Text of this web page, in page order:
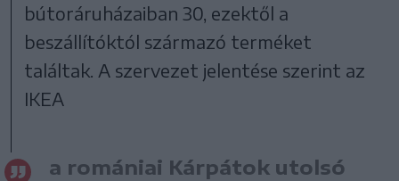
bútoráruházaiban 30, ezektől a
beszállítóktól származó terméket
találtak. A szervezet jelentése szerint az
IKEA
a romániai Kárpátok utolsó